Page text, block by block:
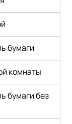
бумаги
комнаты
бумаги без